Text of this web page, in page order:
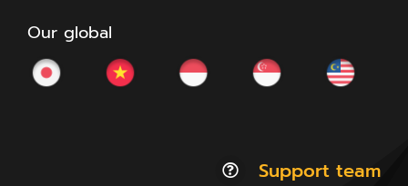
Our global
Support team